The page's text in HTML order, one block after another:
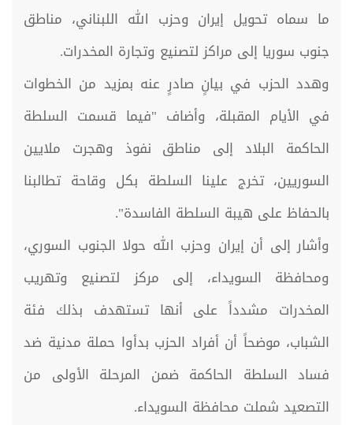
ما سماه تحويل إيران وحزب الله اللبناني، مناطق
جنوب سوريا إلى مراكز لتصنيع وتجارة المخدرات.
وهدد الحزب في بيانٍ صادرٍ عنه بمزيد من الخطوات
في الأيام المقبلة، وأضاف "فيما قسمت السلطة
الحاكمة البلاد إلى مناطق نفوذ وهجرت ملايين
السوريين، تخرج علينا السلطة بكل وقاحة تطالبنا
بالحفاظ على هيبة السلطة الفاسدة".
وأشار إلى أن إيران وحزب الله حولا الجنوب السوري،
ومحافظة السويداء، إلى مركز لتصنيع وتهريب
المخدرات مشدداً على أنها تستهدف بذلك فئة
الشباب، موضحاً أن أفراد الحزب بدأوا حملة مدنية ضد
فساد السلطة الحاكمة ضمن المرحلة الأولى من
التصعيد شملت محافظة السويداء.